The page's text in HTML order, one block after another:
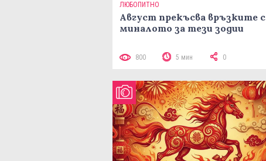
ЛЮБОПИТНО
Август прекъсва връзките с
миналото за тези зодии
800 5 мин 0